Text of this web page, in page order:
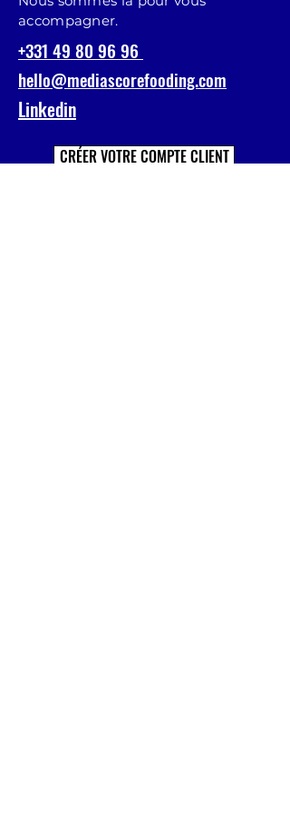
accompagner.
+331 49 80 96 96
hello@mediascorefooding.com
Linkedin
CRÉER VOTRE COMPTE CLIENT